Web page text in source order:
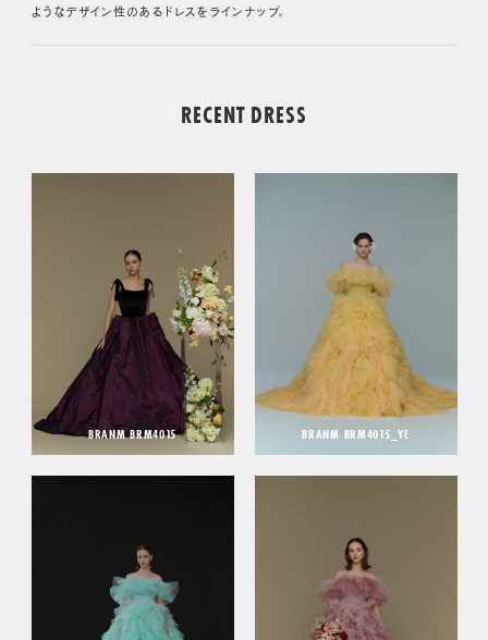
ようなデザイン性のあるドレスをラインナップ。
RECENT DRESS
BRANM BRM4015 BRANM BRM4015_YE